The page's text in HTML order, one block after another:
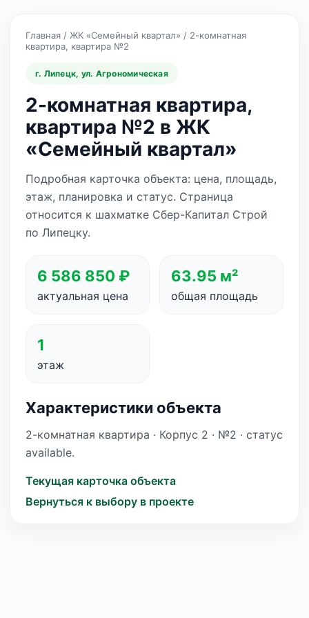
Главная / ЖК «Семейный квартал» / 2-комнатная
квартира, квартира №2
г. Липецк, ул. Агрономическая
2-комнатная квартира,
квартира №2 в ЖК
«Семейный квартал»
Подробная карточка объекта: цена, площадь,
этаж, планировка и статус. Страница
относится к шахматке Сбер-Капитал Строй
по Липецку.
6 586 850 ₽
актуальная цена
63.95 м²
общая площадь
1
этаж
Характеристики объекта
2-комнатная квартира · Корпус 2 · №2 · статус
available.
Текущая карточка объекта
Вернуться к выбору в проекте